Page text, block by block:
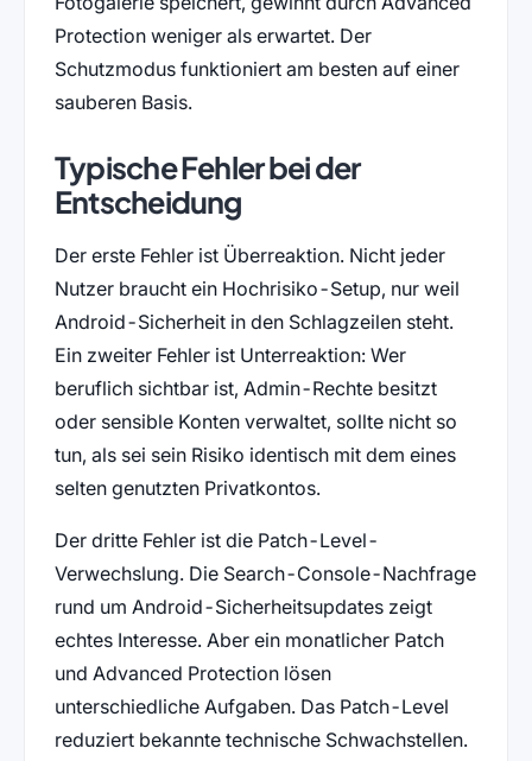
Protection weniger als erwartet. Der
Schutzmodus funktioniert am besten auf einer
sauberen Basis.
Typische Fehler bei der
Entscheidung
Der erste Fehler ist Überreaktion. Nicht jeder
Nutzer braucht ein Hochrisiko-Setup, nur weil
Android-Sicherheit in den Schlagzeilen steht.
Ein zweiter Fehler ist Unterreaktion: Wer
beruflich sichtbar ist, Admin-Rechte besitzt
oder sensible Konten verwaltet, sollte nicht so
tun, als sei sein Risiko identisch mit dem eines
selten genutzten Privatkontos.
Der dritte Fehler ist die Patch-Level-
Verwechslung. Die Search-Console-Nachfrage
rund um Android-Sicherheitsupdates zeigt
echtes Interesse. Aber ein monatlicher Patch
und Advanced Protection lösen
unterschiedliche Aufgaben. Das Patch-Level
reduziert bekannte technische Schwachstellen.